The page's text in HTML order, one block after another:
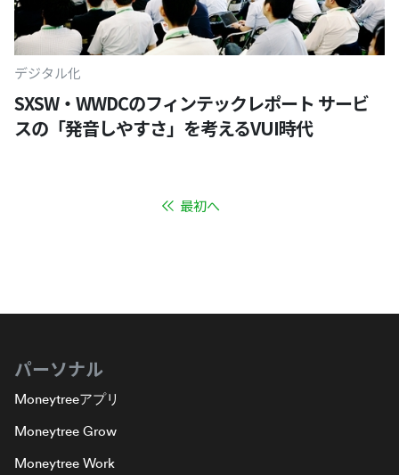
デジタル化
SXSW・WWDCのフィンテックレポート サービ
スの「発音しやすさ」を考えるVUI時代
最初へ
パーソナル
Moneytreeアプリ
Moneytree Grow
Moneytree Work